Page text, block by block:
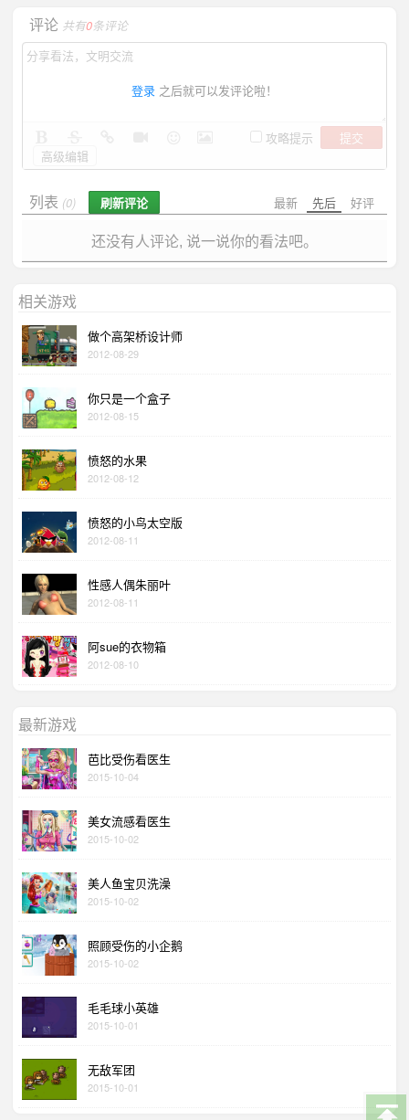
评论 共有0条评论
登录 之后就可以发评论啦！
攻略提示
提交
高级编辑
最新 先后 好评
列表 (0) 刷新评论
还没有人评论, 说一说你的看法吧。
相关游戏
做个高架桥设计师
2012-08-29
你只是一个盒子
2012-08-15
愤怒的水果
2012-08-12
愤怒的小鸟太空版
2012-08-11
性感人偶朱丽叶
2012-08-11
阿sue的衣物箱
2012-08-10
最新游戏
芭比受伤看医生
2015-10-04
美女流感看医生
2015-10-02
美人鱼宝贝洗澡
2015-10-02
照顾受伤的小企鹅
2015-10-02
毛毛球小英雄
2015-10-01
无敌军团
2015-10-01